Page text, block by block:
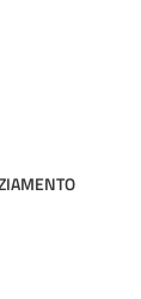
su Twitter
su